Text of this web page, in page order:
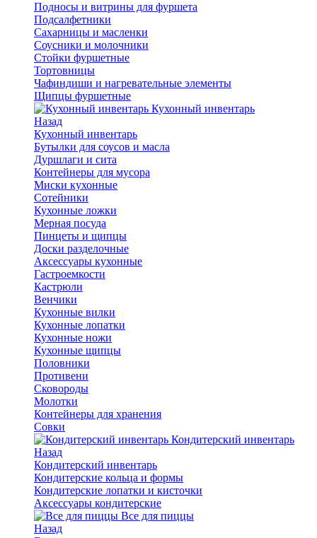
Подносы и витрины для фуршета
Подсалфетники
Сахарницы и масленки
Соусники и молочники
Стойки фуршетные
Тортовницы
Чафиндиши и нагревательные элементы
Щипцы фуршетные
Кухонный инвентарь
Назад
Кухонный инвентарь
Бутылки для соусов и масла
Дуршлаги и сита
Контейнеры для мусора
Миски кухонные
Сотейники
Кухонные ложки
Мерная посуда
Пинцеты и щипцы
Доски разделочные
Аксессуары кухонные
Гастроемкости
Кастрюли
Венчики
Кухонные вилки
Кухонные лопатки
Кухонные ножи
Кухонные щипцы
Половники
Противени
Сковороды
Молотки
Контейнеры для хранения
Совки
Кондитерский инвентарь
Назад
Кондитерский инвентарь
Кондитерские кольца и формы
Кондитерские лопатки и кисточки
Аксессуары кондитерские
Все для пиццы
Назад